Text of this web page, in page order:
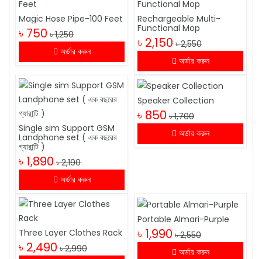
Magic Hose Pipe-100 Feet
৳ 750 ৳ 1,250
অর্ডার করুন
Rechargeable Multi-
Functional Mop
৳ 2,150 ৳ 2,550
অর্ডার করুন
Single sim Support GSM
Landphone set ( এক বছরের
গ্যারান্টি )
৳ 1,890 ৳ 2,190
অর্ডার করুন
Speaker Collection
৳ 850 ৳ 1,700
অর্ডার করুন
Three Layer Clothes Rack
৳ 2,490 ৳ 2,990
Portable Almari-Purple
৳ 1,990 ৳ 2,550
অর্ডার করুন